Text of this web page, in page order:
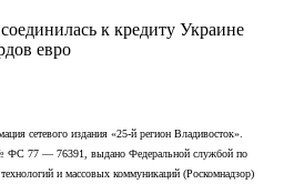
к кредиту Украине
евро
сетевого издания «25-й регион Владивосток».
ФС 77 — 76391, выдано Федеральной службой по
и массовых коммуникаций (Роскомнадзор)